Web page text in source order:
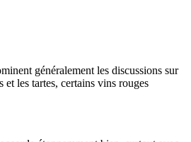
généralement les discussions sur
et les tartes, certains vins rouges